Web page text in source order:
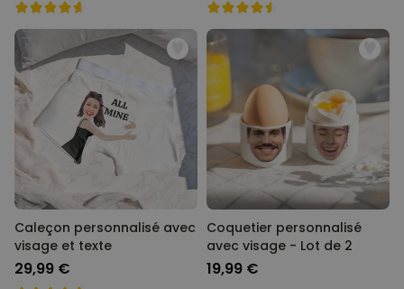
Caleçon personnalisé avec
visage et texte
29,99 €
Coquetier personnalisé
avec visage - Lot de 2
19,99 €